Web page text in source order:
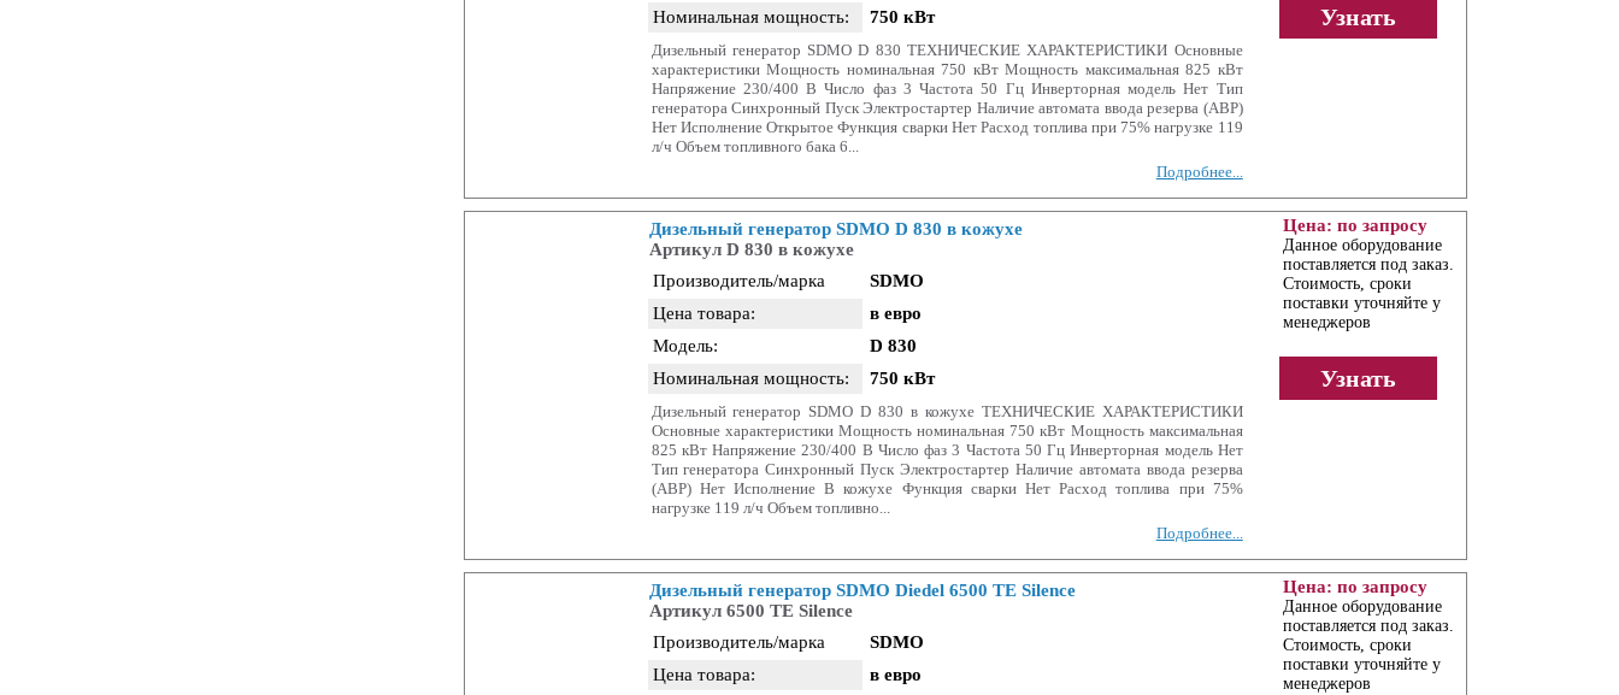
Узнать
Номинальная мощность:
750 кВт
Дизельный генератор SDMO D 830 ТЕХНИЧЕСКИЕ ХАРАКТЕРИСТИКИ Основные
характеристики Мощность номинальная 750 кВт Мощность максимальная 825 кВт
Напряжение 230/400 В Число фаз 3 Частота 50 Гц Инверторная модель Нет Тип
генератора Синхронный Пуск Электростартер Наличие автомата ввода резерва (АВР)
Нет Исполнение Открытое Функция сварки Нет Расход топлива при 75% нагрузке 119
л/ч Объем топливного бака 6...
Подробнее...
Цена: по запросу
Данное оборудование
поставляется под заказ.
Стоимость, сроки
поставки уточняйте у
менеджеров
Узнать
Дизельный генератор SDMO D 830 в кожухе
Артикул D 830 в кожухе
Производитель/марка
SDMO
Цена товара:
в евро
Модель:
D 830
Номинальная мощность:
750 кВт
Дизельный генератор SDMO D 830 в кожухе ТЕХНИЧЕСКИЕ ХАРАКТЕРИСТИКИ
Основные характеристики Мощность номинальная 750 кВт Мощность максимальная
825 кВт Напряжение 230/400 В Число фаз 3 Частота 50 Гц Инверторная модель Нет
Тип генератора Синхронный Пуск Электростартер Наличие автомата ввода резерва
(АВР) Нет Исполнение В кожухе Функция сварки Нет Расход топлива при 75%
нагрузке 119 л/ч Объем топливно...
Подробнее...
Цена: по запросу
Данное оборудование
поставляется под заказ.
Стоимость, сроки
поставки уточняйте у
менеджеров
Дизельный генератор SDMO Diedel 6500 TE Silence
Артикул 6500 TE Silence
Производитель/марка
SDMO
Цена товара:
в евро